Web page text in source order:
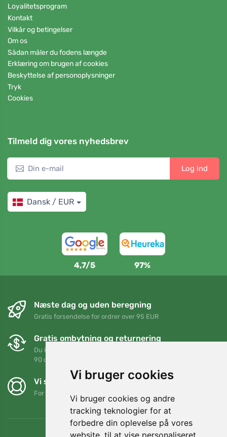
Vi bruger cookies
Vi bruger cookies og andre
tracking teknologier for at
forbedre din oplevelse på vores
website, til at vise personaliseret
Loyalitetsprogram
Kontakt
Vilkår og betingelser
Om os
Sådan måler du fodens længde
Erklæring om brugen af cookies
Beskyttelse af personoplysninger
Tryk
Cookies
Tilmeld dig vores nyhedsbrev
Log ind
Dansk / EUR
4,7/5 97%
Næste dag og uden beregning
Gratis forsendelse for ordrer over 95 EUR
Gratis ombytning og returnering
Du kan returnere eller bytte din ordre når som helst inden for
90 dage
Vi støtter Trees.org
For hver ordre planter vi et træ! Læs mere